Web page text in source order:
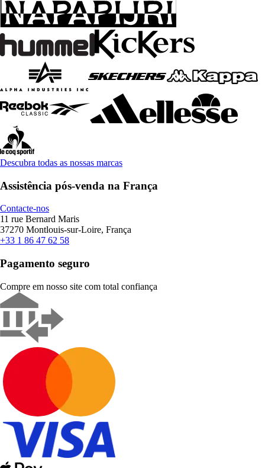
Descubra todas as nossas marcas
Assistência pós-venda na França
Contacte-nos
11 rue Bernard Maris
37270 Montlouis-sur-Loire, França
+33 1 86 47 62 58
Pagamento seguro
Compre em nosso site com total confiança